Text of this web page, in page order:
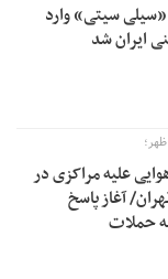
سیتی» وارد
ایران شد
علیه مراکزی در
آغاز پاسخ
حملات